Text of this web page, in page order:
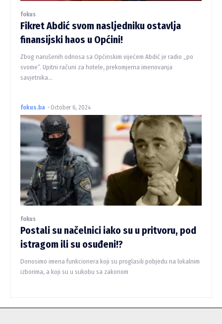
fokus
Fikret Abdić svom nasljedniku ostavlja
finansijski haos u Općini!
Zbog narušenih odnosa sa Općinskim vijećem Abdić je radio „po
svome“. Upitni računi za hotele, prekomjerna imenovanja
savjetnika…
fokus.ba - October 6, 2024
fokus
Postali su načelnici iako su u pritvoru, pod
istragom ili su osuđeni!?
Donosimo imena funkcionera koji su proglasili pobjedu na lokalnim
izborima, a koji su u sukobu sa zakonom